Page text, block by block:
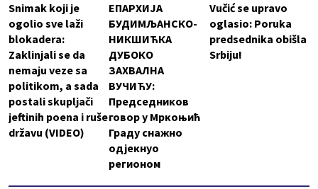
Snimak koji je
ogolio sve laži
blokadera:
Zaklinjali se da
nemaju veze sa
politikom, a sada
postali skupljači
jeftinih poena i ruše
državu (VIDEO)
ЕПАРХИЈА
БУДИМЉАНСКО-
НИКШИЋКА
ДУБОКО
ЗАХВАЛНА
ВУЧИЋУ:
Председников
говор у Мркоњић
Граду снажно
одјекнуо
регионом
Vučić se upravo
oglasio: Poruka
predsednika obišla
Srbiju!